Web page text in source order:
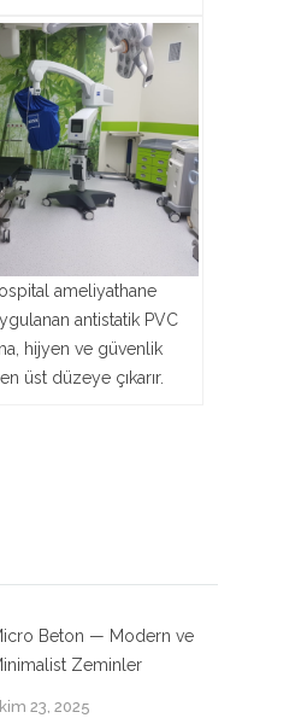
ameliyathane
antistatik PVC
hijyen ve güvenlik
üst düzeye çıkarır.
Beton — Modern ve
Zeminler
23, 2025